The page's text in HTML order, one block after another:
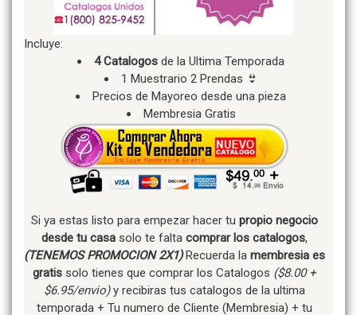
Incluye:
4 Catalogos de la Ultima Temporada
1 Muestrario 2 Prendas 👙
Precios de Mayoreo desde una pieza
Membresia Gratis
Si ya estas listo para empezar hacer tu propio negocio
desde tu casa solo te falta comprar los catalogos,
(TENEMOS PROMOCION 2X1) Recuerda la membresia es
gratis solo tienes que comprar los Catalogos ($8.00 +
$6.95/envio)y recibiras tus catalogos de la ultima
temporada + Tu numero de Cliente (Membresia) + tu